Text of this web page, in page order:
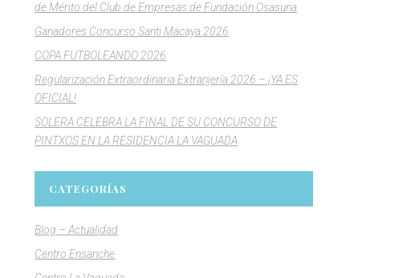
de Mérito del Club de Empresas de Fundación Osasuna
Ganadores Concurso Santi Macaya 2026
COPA FUTBOLEANDO 2026
Regularización Extraordinaria Extranjería 2026 – ¡YA ES
OFICIAL!
SOLERA CELEBRA LA FINAL DE SU CONCURSO DE
PINTXOS EN LA RESIDENCIA LA VAGUADA
CATEGORÍAS
Blog – Actualidad
Centro Ensanche